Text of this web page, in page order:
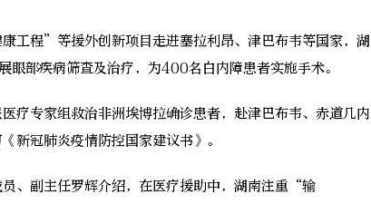
程”等援外创新项目走进塞拉利昂、津巴布韦等国家，湖
部疾病筛查及治疗，为400名白内障患者实施手术。
专家组救治非洲埃博拉确诊患者，赴津巴布韦、赤道几内
新冠肺炎疫情防控国家建议书》。
副主任罗辉介绍，在医疗援助中，湖南注重“输